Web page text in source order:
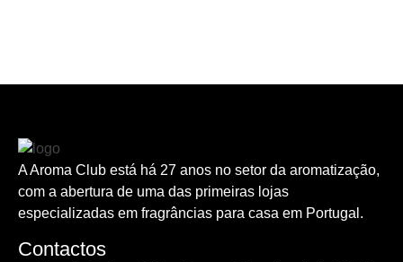
A Aroma Club está há 27 anos no setor da aromatização,
com a abertura de uma das primeiras lojas
especializadas em fragrâncias para casa em Portugal.
Contactos